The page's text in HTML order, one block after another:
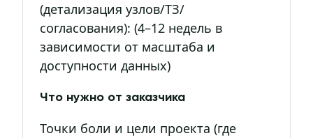
(детализация узлов/ТЗ/
согласования): (4–12 недель в
зависимости от масштаба и
доступности данных)
Что нужно от заказчика
Точки боли и цели проекта (где